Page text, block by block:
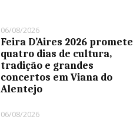
06/08/2026
Feira D’Aires 2026 promete
quatro dias de cultura,
tradição e grandes
concertos em Viana do
Alentejo
06/08/2026